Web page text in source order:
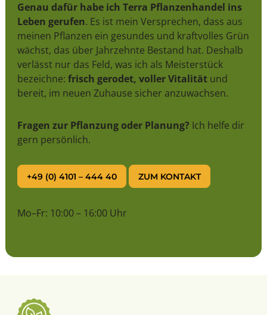
Genau dafür habe ich Terra Pflanzenhandel ins
Leben gerufen. Es ist mein Versprechen, dass aus
meinen Pflanzen ein gesundes und kraftvolles Grün
wächst, das über Jahrzehnte Bestand hat. Deshalb
verlässt nur das Feld, was ich als Meisterstück
bezeichne: frisch gerodet, voller Vitalitätund
bereit, im neuen Zuhause sicher anzuwachsen.
Fragen zur Pflanzung oder Planung? Ich helfe dir
gern persönlich.
+49 (0) 4101 – 444 40 ZUM KONTAKT
Mo–Fr: 10:00 – 16:00 Uhr